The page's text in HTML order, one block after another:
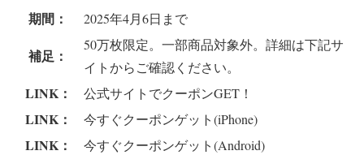
期間： 2025年4月6日まで
補足：
50万枚限定。一部商品対象外。詳細は下記サ
イトからご確認ください。
LINK： 公式サイトでクーポンGET！
LINK： 今すぐクーポンゲット(iPhone)
LINK： 今すぐクーポンゲット(Android)